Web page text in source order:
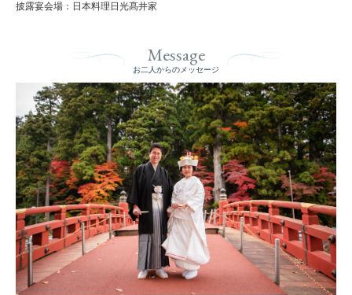
披露宴会場：日本料理日光髙井家
Message
お二人からのメッセージ